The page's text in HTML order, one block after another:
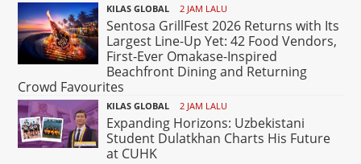
KILAS GLOBAL 2 JAM LALU
Sentosa GrillFest 2026 Returns with Its
Largest Line-Up Yet: 42 Food Vendors,
First-Ever Omakase-Inspired
Beachfront Dining and Returning
Crowd Favourites
KILAS GLOBAL 2 JAM LALU
Expanding Horizons: Uzbekistani
Student Dulatkhan Charts His Future
at CUHK